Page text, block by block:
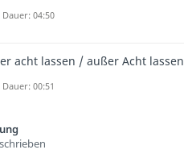
04:50
acht lassen / außer Acht lassen
00:51